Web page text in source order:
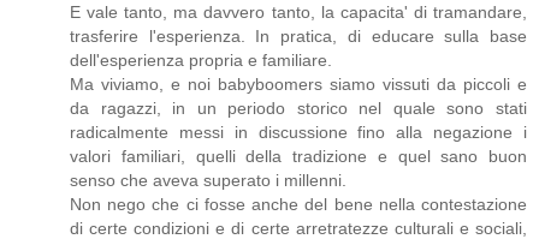
E vale tanto, ma davvero tanto, la capacita' di tramandare,
trasferire l'esperienza. In pratica, di educare sulla base
dell'esperienza propria e familiare.
Ma viviamo, e noi babyboomers siamo vissuti da piccoli e
da ragazzi, in un periodo storico nel quale sono stati
radicalmente messi in discussione fino alla negazione i
valori familiari, quelli della tradizione e quel sano buon
senso che aveva superato i millenni.
Non nego che ci fosse anche del bene nella contestazione
di certe condizioni e di certe arretratezze culturali e sociali,